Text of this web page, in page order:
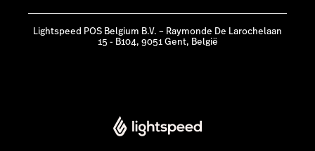
Lightspeed POS Belgium B.V. – Raymonde De Larochelaan
15 - B104, 9051 Gent, België